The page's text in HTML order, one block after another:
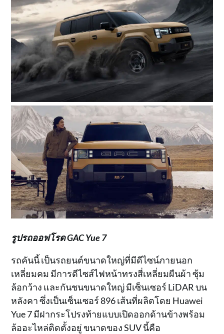
รูปรถออฟโรด GAC Yue 7
รถคันนี้ เป็นรถยนต์ขนาดใหญ่ที่มีดีไซน์ภายนอก
เหลี่ยมคม มีการดีไซส์ไฟหน้าทรงสี่เหลี่ยมผืนผ้า ซุ้ม
ล้อกว้าง และกันชนขนาดใหญ่ มีเซ็นเซอร์ LiDAR บน
หลังคา ซึ่งเป็นเซ็นเซอร์ 896 เส้นที่ผลิตโดย Huawei
Yue 7 มีฝากระโปรงท้ายแบบเปิดออกด้านข้างพร้อม
ล้ออะไหล่ติดตั้งอยู่ ขนาดของ SUV นี้คือ